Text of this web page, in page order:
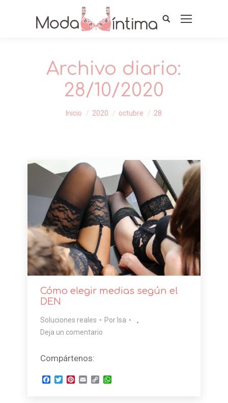
Archivo diario:
28/10/2020
Estás aquí:Inicio 2020 octubre 28
Cómo elegir medias según el
DEN
Soluciones reales Por Isa
Deja un comentario
Compártenos:
Facebook
TwitterPinterest
EmailCopyWhatsApp